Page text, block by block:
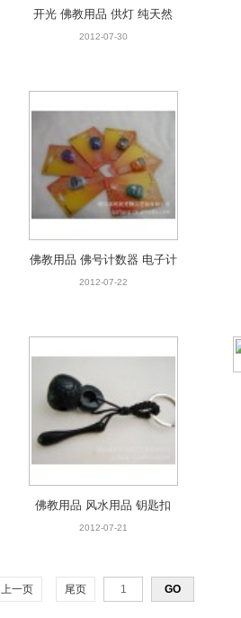
开光 佛教用品 供灯 纯天然
植物酥油 可食用 莲花脚杯酥
2012-07-30
佛教用品 佛号计数器 电子计
数器 风水用品 车挂 车饰 佛
2012-07-22
佛教用品 风水用品 钥匙扣
乌木木鱼钥匙扣 辟邪钥匙环
2012-07-21
上一页 尾页